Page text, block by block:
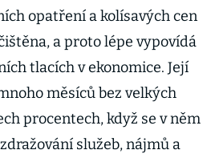
opatření a kolísavých cen
a proto lépe vypovídá
tlacích v ekonomice. Její
měsíců bez velkých
procentech, když se v něm
služeb, nájmů a